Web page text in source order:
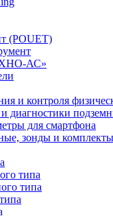
(POUET)
АС»
и контроля
диагностики
для смартфона
зонды и комплекты
типа
типа